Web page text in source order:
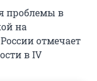
проблемы в
на
отмечает
в IV